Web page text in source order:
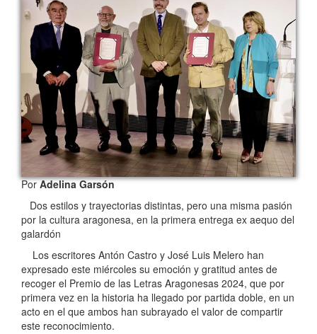
PorAdelina Garsón
Dos estilos y trayectorias distintas, pero una misma pasión
por la cultura aragonesa, en la primera entrega ex aequo del
galardón
Los escritores Antón Castro y José Luis Melero han
expresado este miércoles su emoción y gratitud antes de
recoger el Premio de las Letras Aragonesas 2024, que por
primera vez en la historia ha llegado por partida doble, en un
acto en el que ambos han subrayado el valor de compartir
este reconocimiento.